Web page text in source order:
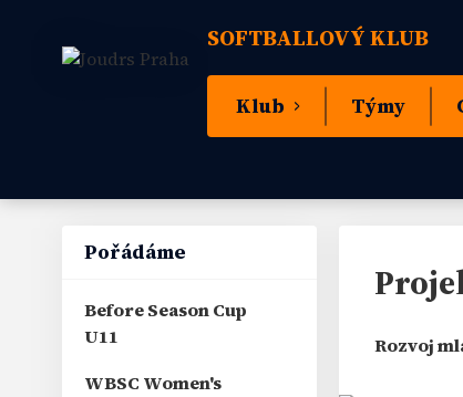
SOFTBALLOVÝ KLUB
Klub Týmy
Pořádáme
Before Season Cup
U11
WBSC Women's
Rozvoj